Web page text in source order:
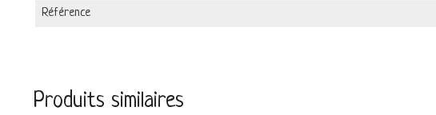
Référence
Produits similaires